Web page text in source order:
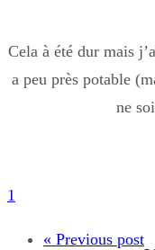
Cela à été dur mais
a peu près potable
ne
1
« Previous post